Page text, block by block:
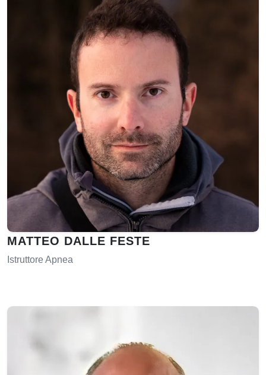
MATTEO DALLE FESTE
Istruttore Apnea